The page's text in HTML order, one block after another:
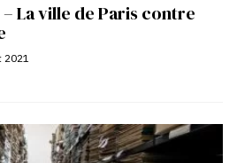
La ville de Paris contre
2021